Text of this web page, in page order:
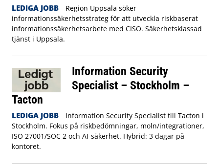
LEDIGA JOBB
Region Uppsala söker
informationssäkerhetsstrateg för att utveckla riskbaserat
informationssäkerhetsarbete med CISO. Säkerhetsklassad
tjänst i Uppsala.
Information Security
Specialist – Stockholm –
Tacton
LEDIGA JOBB
Information Security Specialist till Tacton i
Stockholm. Fokus på riskbedömningar, moln/integrationer,
ISO 27001/SOC 2 och AI-säkerhet. Hybrid: 3 dagar på
kontoret.